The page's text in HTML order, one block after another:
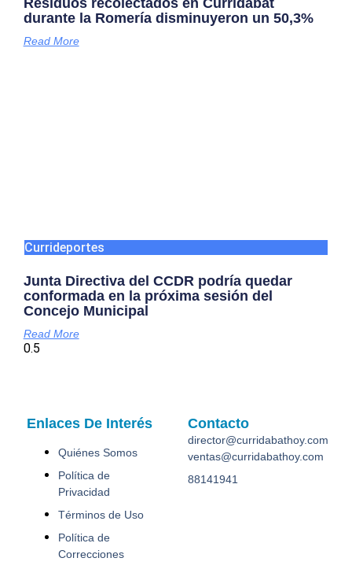
durante la Romería disminuyeron un 50,3%
Read More
Currideportes
Junta Directiva del CCDR podría quedar
conformada en la próxima sesión del
Concejo Municipal
Read More
Enlaces De Interés
Quiénes Somos
Política de
Privacidad
Términos de Uso
Política de
Correcciones
Contacto
director@curridabathoy.com
ventas@curridabathoy.com
88141941